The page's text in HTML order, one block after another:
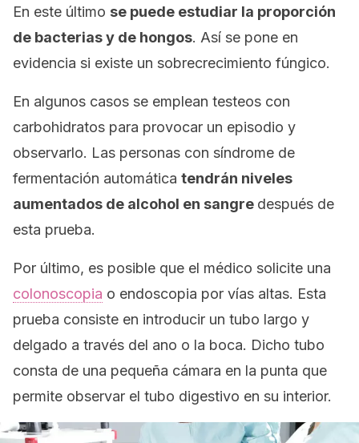
En este último se puede estudiar la proporción
de bacterias y de hongos. Así se pone en
evidencia si existe un sobrecrecimiento fúngico.
En algunos casos se emplean testeos con
carbohidratos para provocar un episodio y
observarlo. Las personas con síndrome de
fermentación automática tendrán niveles
aumentados de alcohol en sangre después de
esta prueba.
Por último, es posible que el médico solicite una
colonoscopia o endoscopia por vías altas. Esta
prueba consiste en introducir un tubo largo y
delgado a través del ano o la boca. Dicho tubo
consta de una pequeña cámara en la punta que
permite observar el tubo digestivo en su interior.